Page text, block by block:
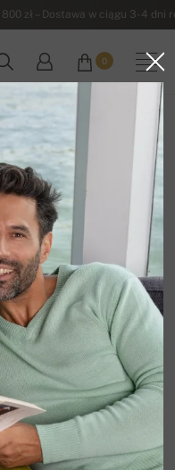
zł – Dostawa w ciągu 3-4
0